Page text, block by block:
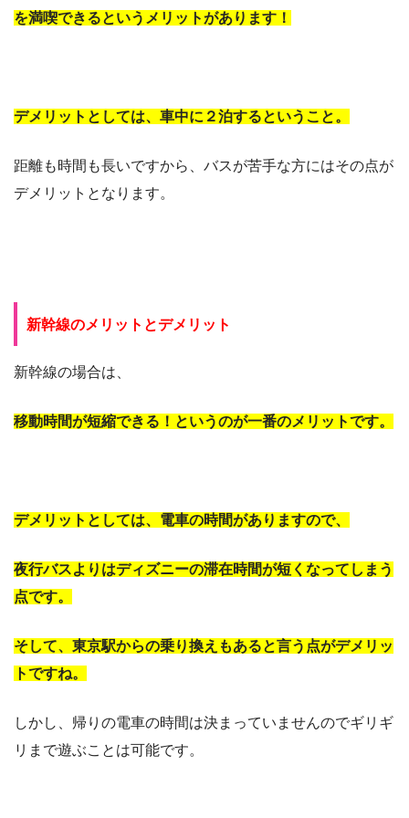
を満喫できるというメリットがあります！
デメリットとしては、車中に２泊するということ。
距離も時間も長いですから、バスが苦手な方にはその点が
デメリットとなります。
新幹線のメリットとデメリット
新幹線の場合は、
移動時間が短縮できる！というのが一番のメリットです。
デメリットとしては、電車の時間がありますので、
夜行バスよりはディズニーの滞在時間が短くなってしまう
点です。
そして、東京駅からの乗り換えもあると言う点がデメリッ
トですね。
しかし、帰りの電車の時間は決まっていませんのでギリギ
リまで遊ぶことは可能です。